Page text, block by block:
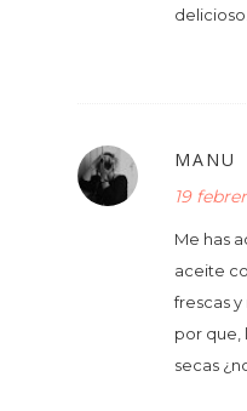
MANU
19
Me has
aceite
frescas
por que,
secas